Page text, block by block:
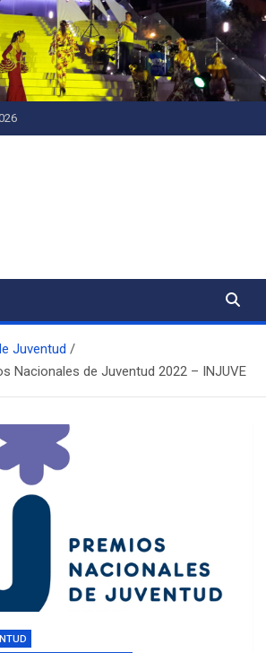
Juventud
Nacionales de Juventud 2022 – INJUVE